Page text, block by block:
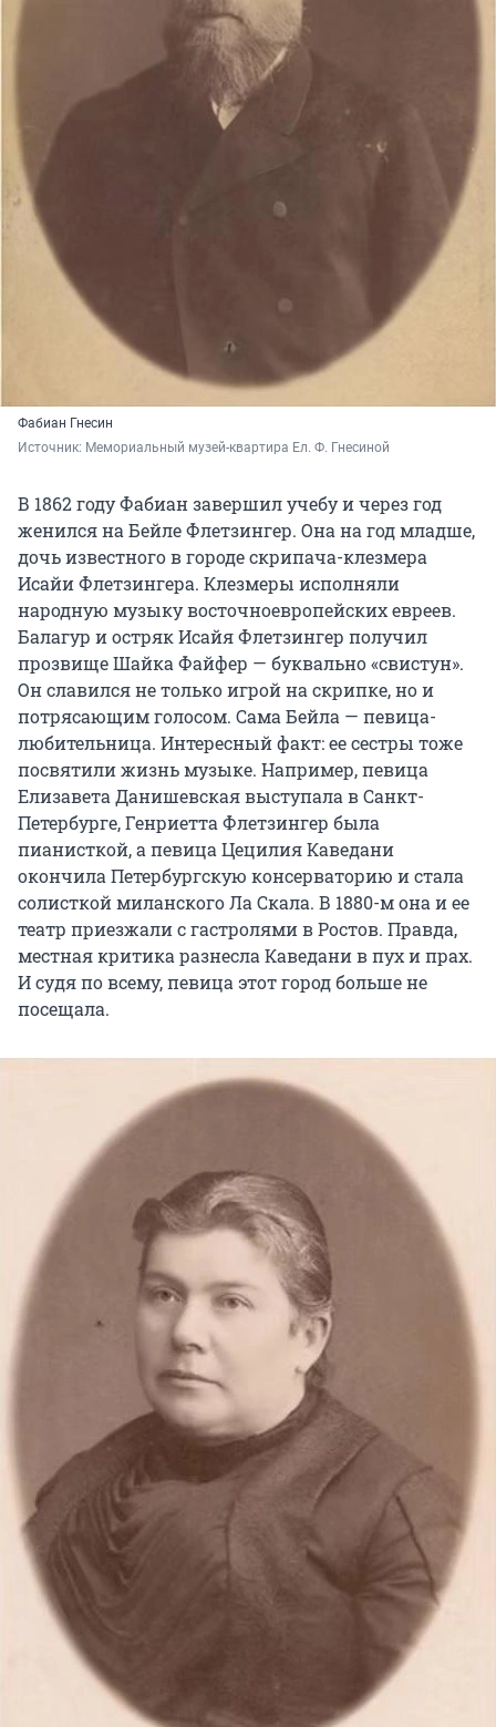
Фабиан Гнесин
Источник: Мемориальный музей-квартира Ел. Ф. Гнесиной
В 1862 году Фабиан завершил учебу и через год
женился на Бейле Флетзингер. Она на год младше,
дочь известного в городе скрипача-клезмера
Исайи Флетзингера. Клезмеры исполняли
народную музыку восточноевропейских евреев.
Балагур и остряк Исайя Флетзингер получил
прозвище Шайка Файфер — буквально «свистун».
Он славился не только игрой на скрипке, но и
потрясающим голосом. Сама Бейла — певица-
любительница. Интересный факт: ее сестры тоже
посвятили жизнь музыке. Например, певица
Елизавета Данишевская выступала в Санкт-
Петербурге, Генриетта Флетзингер была
пианисткой, а певица Цецилия Каведани
окончила Петербургскую консерваторию и стала
солисткой миланского Ла Скала. В 1880-м она и ее
театр приезжали с гастролями в Ростов. Правда,
местная критика разнесла Каведани в пух и прах.
И судя по всему, певица этот город больше не
посещала.